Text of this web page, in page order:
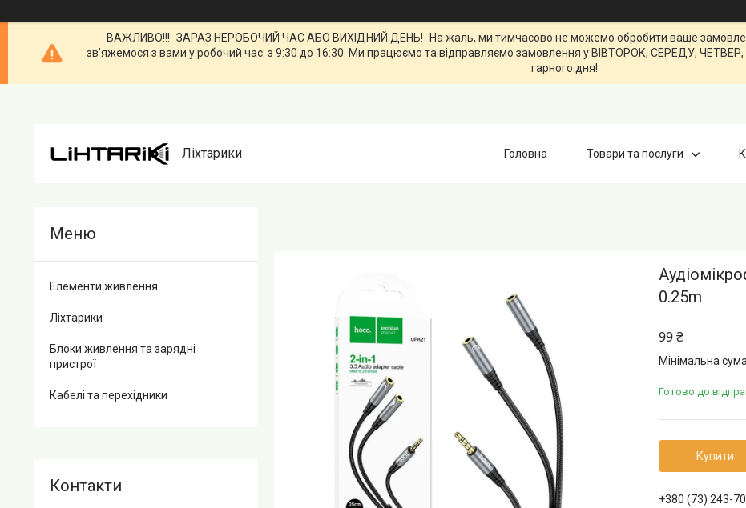
ВАЖЛИВО!!! ЗАРАЗ НЕРОБОЧИЙ ЧАС АБО ВИХІДНИЙ ДЕНЬ! На жаль, ми тимчасово не можемо обробити ваше
зв’яжемося з вами у робочий час: з 9:30 до 16:30. Ми працюємо та відправляємо замовлення у ВІВТОРОК, СЕРЕДУ,
гарного дня!
Ліхтарики Головна Товари та послуги
0.25m
99 ₴
Мінімальна
Готово до
Купити
+380 (73) 243-
Елементи живлення
Ліхтарики
Блоки живлення та зарядні
пристрої
Кабелі та перехідники